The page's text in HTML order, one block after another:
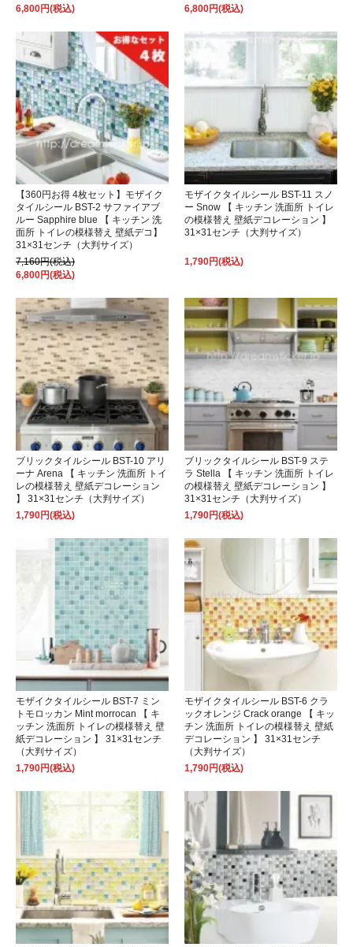
6,800円(税込)
6,800円(税込)
【360円お得 4枚セット】モザイク
タイルシール BST-2 サファイアブ
ルー Sapphire blue 【 キッチン 洗
面所 トイレの模様替え 壁紙デコ】
31×31センチ（大判サイズ）
7,160円(税込)
6,800円(税込)
モザイクタイルシール BST-11 スノ
ー Snow 【 キッチン 洗面所 トイレ
の模様替え 壁紙デコレーション 】
31×31センチ（大判サイズ）
1,790円(税込)
ブリックタイルシール BST-10 アリ
ーナ Arena 【 キッチン 洗面所 トイ
レの模様替え 壁紙デコレーション
】 31×31センチ（大判サイズ）
1,790円(税込)
ブリックタイルシール BST-9 ステ
ラ Stella 【 キッチン 洗面所 トイレ
の模様替え 壁紙デコレーション 】
31×31センチ（大判サイズ）
1,790円(税込)
モザイクタイルシール BST-7 ミン
トモロッカン Mint morrocan 【 キ
ッチン 洗面所 トイレの模様替え 壁
紙デコレーション 】 31×31センチ
（大判サイズ）
1,790円(税込)
モザイクタイルシール BST-6 クラ
ックオレンジ Crack orange 【 キッ
チン 洗面所 トイレの模様替え 壁紙
デコレーション 】 31×31センチ
（大判サイズ）
1,790円(税込)